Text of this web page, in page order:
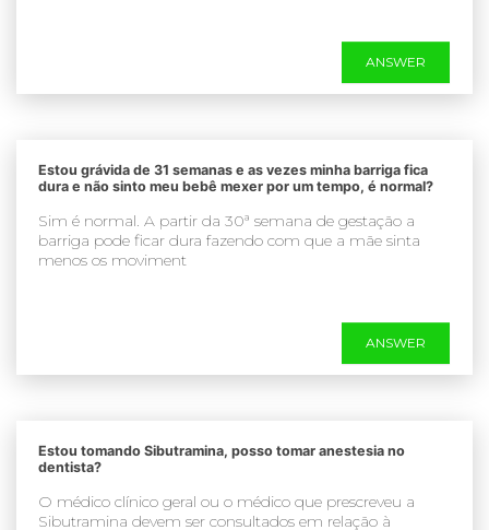
ANSWER
Estou grávida de 31 semanas e as vezes minha barriga fica
dura e não sinto meu bebê mexer por um tempo, é normal?
Sim é normal. A partir da 30ª semana de gestação a
barriga pode ficar dura fazendo com que a mãe sinta
menos os moviment
ANSWER
Estou tomando Sibutramina, posso tomar anestesia no
dentista?
O médico clínico geral ou o médico que prescreveu a
Sibutramina devem ser consultados em relação à